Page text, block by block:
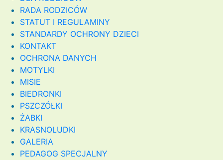
RADA RODZICÓW
STATUT I REGULAMINY
STANDARDY OCHRONY DZIECI
KONTAKT
OCHRONA DANYCH
MOTYLKI
MISIE
BIEDRONKI
PSZCZÓŁKI
ŻABKI
KRASNOLUDKI
GALERIA
PEDAGOG SPECJALNY